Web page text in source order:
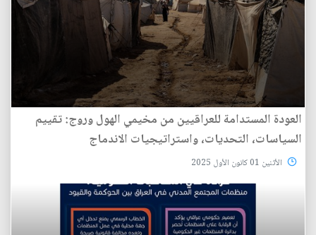
العودة المستدامة للعراقيين من مخيمي الهول وروج: تقييم
السياسات، التحديات، واستراتيجيات الاندماج
الأثنين 01 كانون الأول 2025